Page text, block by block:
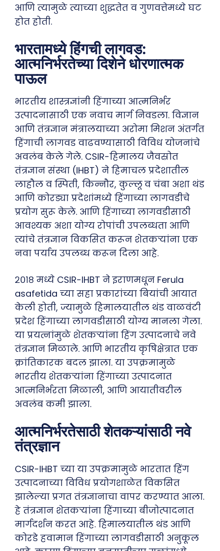
आणि त्यामुळे त्याच्या शुद्धतेत व गुणवत्तेमध्ये घट
होत होती.
भारतामध्ये हिंगची लागवड:
आत्मनिर्भरतेच्या दिशेने धोरणात्मक
पाऊल
भारतीय शास्त्रज्ञांनी हिंगाच्या आत्मनिर्भर
उत्पादनासाठी एक नवाच मार्ग निवडला. विज्ञान
आणि तंत्रज्ञान मंत्रालयाच्या अरोमा मिशन अंतर्गत
हिंगाची लागवड वाढवण्यासाठी विविध योजनांचे
अवलंब केले गेले. CSIR-हिमालय जैवस्रोत
तंत्रज्ञान संस्था (IHBT) ने हिमाचल प्रदेशातील
लाहौल व स्पिती, किन्नौर, कुल्लू व चंबा अशा थंड
आणि कोरड्या प्रदेशांमध्ये हिंगाच्या लागवडीचे
प्रयोग सुरू केले. आणि हिंगाच्या लागवडीसाठी
आवश्यक अशा योग्य रोपांची उपलब्धता आणि
त्यांचे तंत्रज्ञान विकसित करून शेतकऱ्यांना एक
नवा पर्याय उपलब्ध करून दिला आहे.
२०१८ मध्ये CSIR-IHBT ने इराणमधून Ferula
asafetida च्या सहा प्रकारांच्या बियांची आयात
केली होती, ज्यामुळे हिमालयातील थंड वाळवंटी
प्रदेश हिंगाच्या लागवडीसाठी योग्य मानला गेला.
या प्रयत्नांमुळे शेतकऱ्यांना हिंग उत्पादनाचे नवे
तंत्रज्ञान मिळाले. आणि भारतीय कृषिक्षेत्रात एक
क्रांतिकारक बदल झाला. या उपक्रमामुळे
भारतीय शेतकऱ्यांना हिंगाच्या उत्पादनात
आत्मनिर्भरता मिळाली, आणि आयातीवरील
अवलंब कमी झाला.
आत्मनिर्भरतेसाठी शेतकऱ्यांसाठी नवे
तंत्रज्ञान
CSIR-IHBT च्या या उपक्रमामुळे भारतात हिंग
उत्पादनाच्या विविध प्रयोगशाळेत विकसित
झालेल्या प्रगत तंत्रज्ञानाचा वापर करण्यात आला.
हे तंत्रज्ञान शेतकऱ्यांना हिंगाच्या बीजोत्पादनात
मार्गदर्शन करत आहे. हिमालयातील थंड आणि
कोरडे हवामान हिंगाच्या लागवडीसाठी अनुकूल